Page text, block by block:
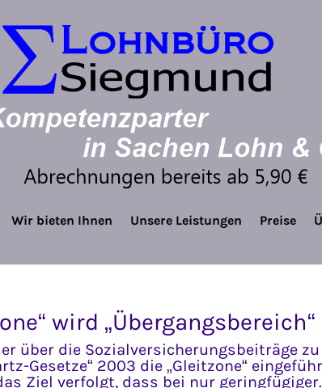
Wir bieten Ihnen Unsere Leistungen Preise
wird „Übergangsbereich“
über die Sozialversicherungsbeiträge
Gesetze“ 2003 die „Gleitzone“
Ziel verfolgt, dass bei nur